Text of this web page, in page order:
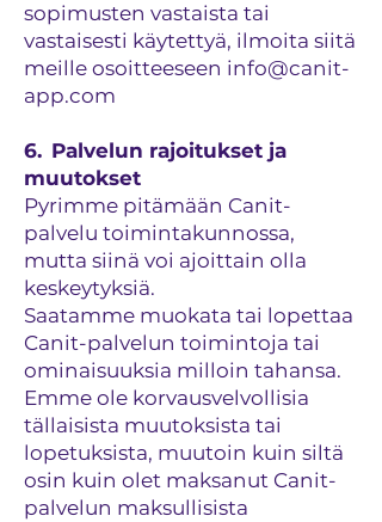
sopimusten vastaista tai
vastaisesti käytettyä, ilmoita siitä
meille osoitteeseen info@canit-
app.com
6. Palvelun rajoitukset ja
muutokset
Pyrimme pitämään Canit-
palvelu toimintakunnossa,
mutta siinä voi ajoittain olla
keskeytyksiä.
Saatamme muokata tai lopettaa
Canit-palvelun toimintoja tai
ominaisuuksia milloin tahansa.
Emme ole korvausvelvollisia
tällaisista muutoksista tai
lopetuksista, muutoin kuin siltä
osin kuin olet maksanut Canit-
palvelun maksullisista